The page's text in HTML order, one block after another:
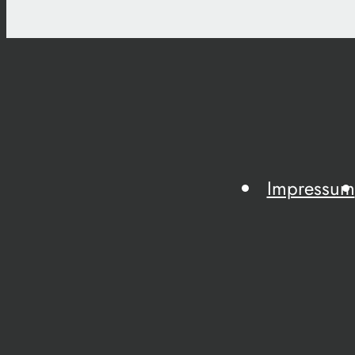
Impressum